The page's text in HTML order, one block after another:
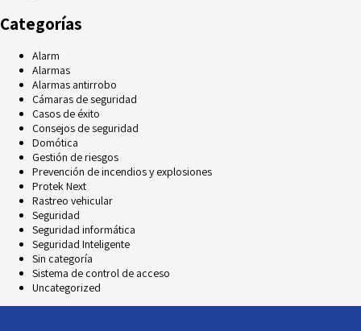
Categorías
Alarm
Alarmas
Alarmas antirrobo
Cámaras de seguridad
Casos de éxito
Consejos de seguridad
Domótica
Gestión de riesgos
Prevención de incendios y explosiones
Protek Next
Rastreo vehicular
Seguridad
Seguridad informática
Seguridad Inteligente
Sin categoría
Sistema de control de acceso
Uncategorized